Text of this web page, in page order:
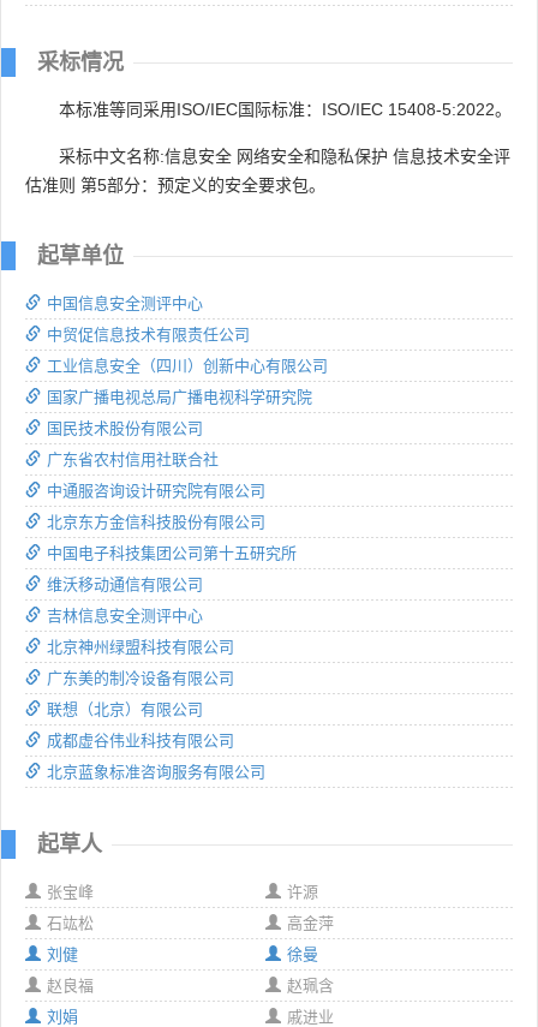
采标情况
本标准等同采用ISO/IEC国际标准：ISO/IEC 15408-5:2022。
采标中文名称:信息安全 网络安全和隐私保护 信息技术安全评
估准则 第5部分：预定义的安全要求包。
起草单位
中国信息安全测评中心
中贸促信息技术有限责任公司
工业信息安全（四川）创新中心有限公司
国家广播电视总局广播电视科学研究院
国民技术股份有限公司
广东省农村信用社联合社
中通服咨询设计研究院有限公司
北京东方金信科技股份有限公司
中国电子科技集团公司第十五研究所
维沃移动通信有限公司
吉林信息安全测评中心
北京神州绿盟科技有限公司
广东美的制冷设备有限公司
联想（北京）有限公司
成都虚谷伟业科技有限公司
北京蓝象标准咨询服务有限公司
起草人
张宝峰
许源
石竑松
高金萍
刘健
徐曼
赵良福
赵珮含
刘娟
戚进业